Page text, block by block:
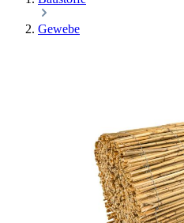
Gewebe